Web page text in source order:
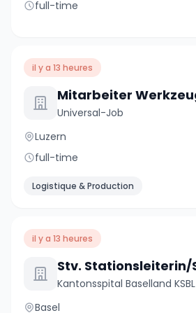
full-time
il y a 13 heures
Universal-Job
Luzern
full-time
Logistique & Production
il y a 13 heures
Kantonsspital Baselland KSBL
Basel